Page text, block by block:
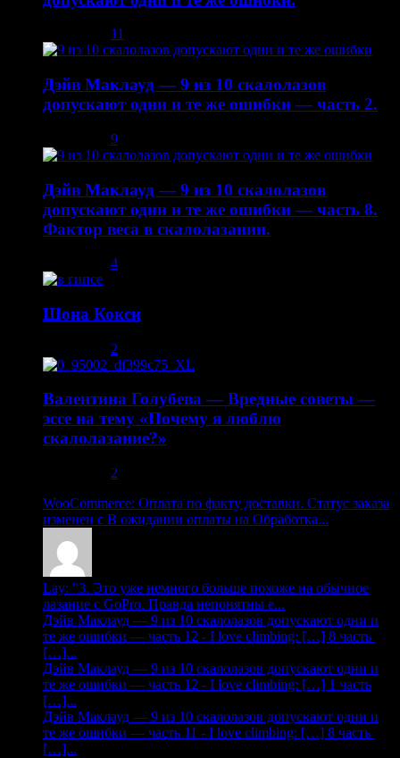
11
Дэйв Маклауд — 9 из 10 скалолазов
допускают одни и те же ошибки — часть 2.
9
Дэйв Маклауд — 9 из 10 скалолазов
допускают одни и те же ошибки — часть 8.
Фактор веса в скалолазании.
4
Шона Кокси
2
Валентина Голубева — Вредные советы —
эссе на тему «Почему я люблю
скалолазание?»
2
WooCommerce: Оплата по факту доставки. Статус заказа
изменен с В ожидании оплаты на Обработка...
Lay: "3. Это уже немного больше похоже на обычное
лазание с GoPro. Правда непонятны е...
Дэйв Маклауд — 9 из 10 скалолазов допускают одни и
те же ошибки — часть 12 - I love climbing: […] 8 часть
[…]...
Дэйв Маклауд — 9 из 10 скалолазов допускают одни и
те же ошибки — часть 12 - I love climbing: […] 1 часть
[…]...
Дэйв Маклауд — 9 из 10 скалолазов допускают одни и
те же ошибки — часть 11 - I love climbing: […] 8 часть
[…]...